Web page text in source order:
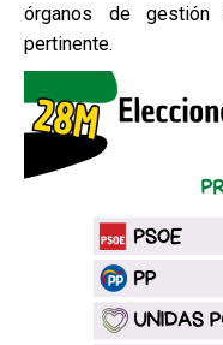
órganos de
pertinente.